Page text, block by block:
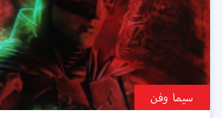
سيما وفن